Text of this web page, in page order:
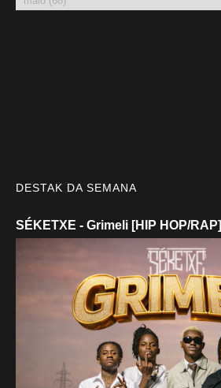
DESTAK DA SEMANA
SÉKETXE - Grimeli [HIP HOP/RAP]